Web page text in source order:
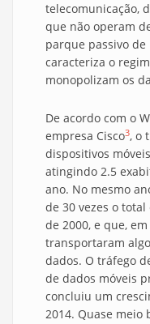
telecomunicação,
que não operam
parque passivo de
caracteriza o
monopolizam os
De acordo com o
empresa Cisco3, o
dispositivos
atingindo 2.5
ano. No mesmo
de 30 vezes o
de 2000, e que,
transportaram
dados. O tráfego
de dados móveis
concluiu um
2014. Quase meio